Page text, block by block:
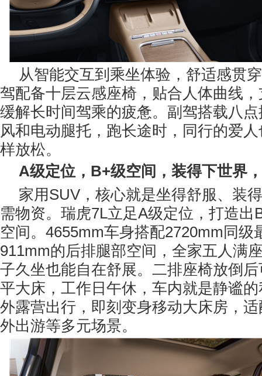
从智能交互到乘坐体验，舒适感贯
驾配备十层云感座椅，贴合人体曲线
缓解长时间驾乘的疲惫。副驾搭载八
风和电动腿托，跑长途时，同行的爱
样放松。
A级定位 ， B+级空间，装得下世界
家用SUV，核心就是坐得舒服、装
需物资。瑞虎7L立足A级定位，打造出
空间。4655mm车身搭配2720mm同级
911mm的后排腿部空间，全家五人满
子久坐也能自在舒展。二排座椅放倒
平大床，工作日午休，车内就是静谧
外露营出行，即刻变身移动大床房，
外出游等多元场景。